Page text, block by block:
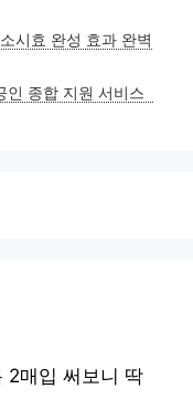
시효 완성 효과 완벽
종합 지원 서비스
2매입 써보니 딱